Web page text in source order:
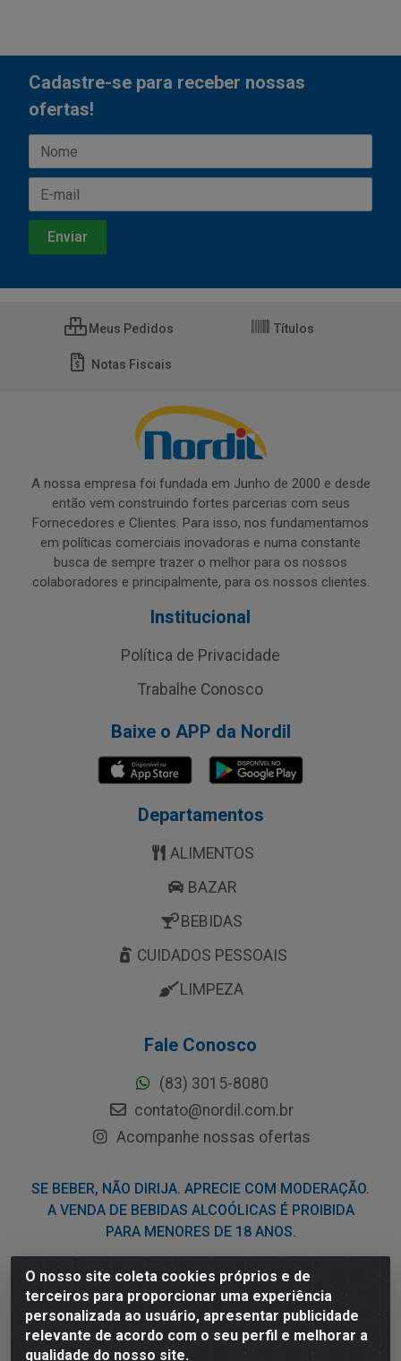
O nosso site coleta cookies próprios e de
terceiros para proporcionar uma experiência
personalizada ao usuário, apresentar publicidade
relevante de acordo com o seu perfil e melhorar a
qualidade do nosso site.
Cadastre-se para receber nossas
ofertas!
Meus Pedidos Títulos
Notas Fiscais
A nossa empresa foi fundada em Junho de 2000 e desde
então vem construindo fortes parcerias com seus
Fornecedores e Clientes. Para isso, nos fundamentamos
em políticas comerciais inovadoras e numa constante
busca de sempre trazer o melhor para os nossos
colaboradores e principalmente, para os nossos clientes.
Institucional
Política de Privacidade
Trabalhe Conosco
Baixe o APP da Nordil
Departamentos
ALIMENTOS
BAZAR
BEBIDAS
CUIDADOS PESSOAIS
LIMPEZA
Fale Conosco
(83) 3015-8080
contato@nordil.com.br
Acompanhe nossas ofertas
SE BEBER, NÃO DIRIJA. APRECIE COM MODERAÇÃO.
A VENDA DE BEBIDAS ALCOÓLICAS É PROIBIDA
PARA MENORES DE 18 ANOS.
Nordil Distribuidora - Avenida Liberdade, 2738, Bloco F -
Sesi - Bayeux/PB - CEP 58.111-400 - CNPJ
03.775.813/0001-41